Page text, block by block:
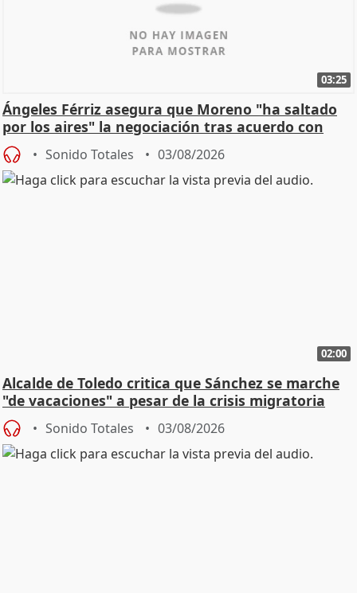
03:25
Ángeles Férriz asegura que Moreno "ha saltado
por los aires" la negociación tras acuerdo con
SMA
Sonido Totales 03/08/2026
02:00
Alcalde de Toledo critica que Sánchez se marche
"de vacaciones" a pesar de la crisis migratoria
Sonido Totales 03/08/2026